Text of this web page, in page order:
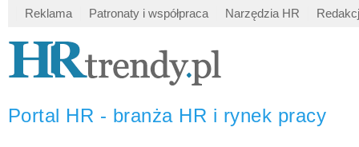
Reklama Patronaty i współpraca Narzędzia HR
Portal HR - branża HR i rynek pracy